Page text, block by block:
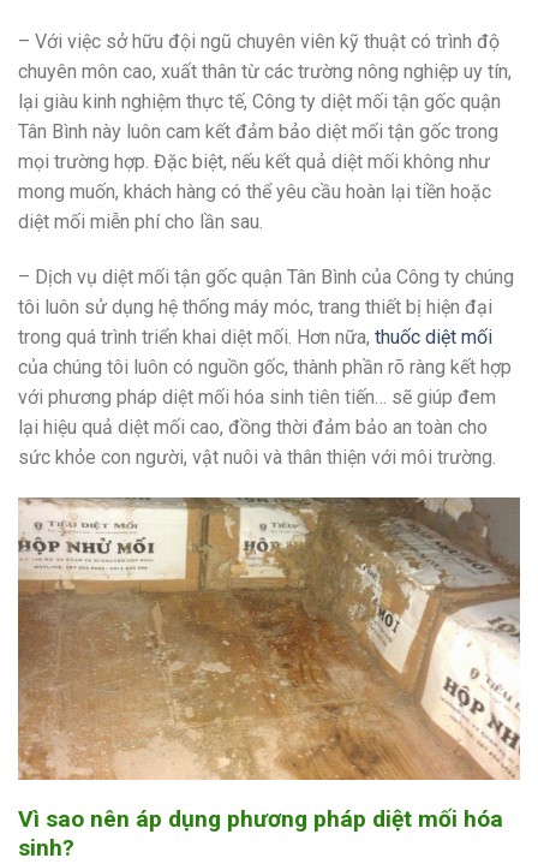
– Với việc sở hữu đội ngũ chuyên viên kỹ thuật có trình độ
chuyên môn cao, xuất thân từ các trường nông nghiệp uy tín,
lại giàu kinh nghiệm thực tế, Công ty diệt mối tận gốc quận
Tân Bình này luôn cam kết đảm bảo diệt mối tận gốc trong
mọi trường hợp. Đặc biệt, nếu kết quả diệt mối không như
mong muốn, khách hàng có thể yêu cầu hoàn lại tiền hoặc
diệt mối miễn phí cho lần sau.
– Dịch vụ diệt mối tận gốc quận Tân Bình của Công ty chúng
tôi luôn sử dụng hệ thống máy móc, trang thiết bị hiện đại
trong quá trình triển khai diệt mối. Hơn nữa, thuốc diệt mối
của chúng tôi luôn có nguồn gốc, thành phần rõ ràng kết hợp
với phương pháp diệt mối hóa sinh tiên tiến… sẽ giúp đem
lại hiệu quả diệt mối cao, đồng thời đảm bảo an toàn cho
sức khỏe con người, vật nuôi và thân thiện với môi trường.
Vì sao nên áp dụng phương pháp diệt mối hóa
sinh?